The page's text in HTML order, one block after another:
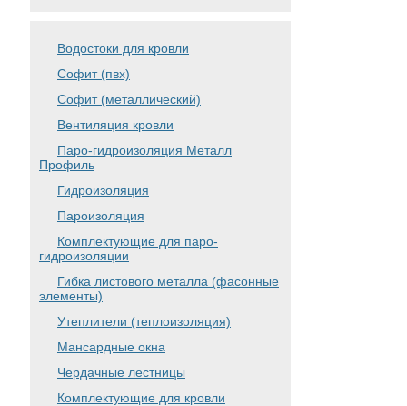
Водостоки для кровли
Софит (пвх)
Софит (металлический)
Вентиляция кровли
Паро-гидроизоляция Металл
Профиль
Гидроизоляция
Пароизоляция
Комплектующие для паро-
гидроизоляции
Гибка листового металла (фасонные
элементы)
Утеплители (теплоизоляция)
Мансардные окна
Чердачные лестницы
Комплектующие для кровли